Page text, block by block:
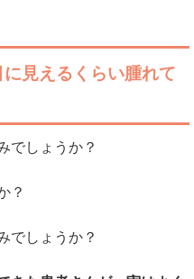
見えるくらい腫れて
でしょうか？
？
でしょうか？